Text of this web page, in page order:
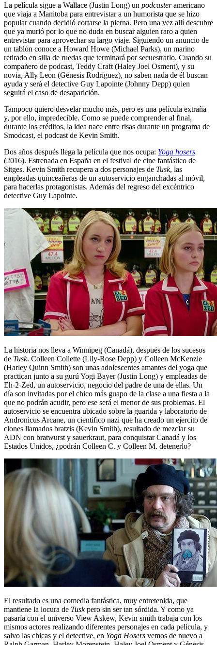
La película sigue a Wallace (Justin Long) un podcasteramericano
que viaja a Manitoba para entrevistar a un humorista que se hizo
popular cuando decidió cortarse la pierna. Pero una vez allí descubre
que ya murió por lo que no duda en buscar alguien raro a quien
entrevistar para aprovechar su largo viaje. Siguiendo un anuncio de
un tablón conoce a Howard Howe (Michael Parks), un marino
retirado en silla de ruedas que terminará por secuestrarlo. Cuando su
compañero de podcast, Teddy Craft (Haley Joel Osment), y su
novia, Ally Leon (Génesis Rodríguez), no saben nada de él buscan
ayuda y será el detective Guy Lapointe (Johnny Depp) quien
seguirá el caso de desaparición.
Tampoco quiero desvelar mucho más, pero es una película extraña
y, por ello, impredecible. Como se puede comprender al final,
durante los créditos, la idea nace entre risas durante un programa de
Smodcast, el podcast de Kevin Smith.
Dos años después llega la película que nos ocupa: Yoga hosers
(2016). Estrenada en España en el festival de cine fantástico de
Sitges. Kevin Smith recupera a dos personajes de Tusk, las
empleadas quinceañeras de un autoservicio enganchadas al móvil,
para hacerlas protagonistas. Además del regreso del excéntrico
detective Guy Lapointe.
La historia nos lleva a Winnipeg (Canadá), después de los sucesos
de Tusk. Colleen Collette (Lily-Rose Depp) y Colleen McKenzie
(Harley Quinn Smith) son unas adolescentes amantes del yoga que
practican junto a su gurú Yogi Bayer (Justin Long) y empleadas de
Eh-2-Zed, un autoservicio, negocio del padre de una de ellas. Un
día son invitadas por el chico más guapo de la clase a una fiesta a la
que no podrán acudir, pero ese será el menor de sus problemas. El
autoservicio se encuentra ubicado sobre la guarida y laboratorio de
Andronicus Arcane, un científico nazi que ha creado un ejercito de
clones llamados bratzis (Kevin Smith), resultado de mezclar su
ADN con bratwurst y sauerkraut, para conquistar Canadá y los
Estados Unidos, ¿podrán Colleen C. y Colleen M. detenerlo?
El resultado es una comedia fantástica, muy entretenida, que
mantiene la locura de Tuskpero sin ser tan sórdida. Y como ya
pasaría con el universo View Askew, Kevin smith trabaja con los
mismos actores realizando diferentes personajes en cada película, y
salvo las chicas y el detective, en Yoga Hosers vemos de nuevo a